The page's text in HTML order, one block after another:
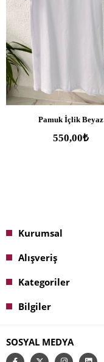
SEPETE EKLE
Pamuk İçlik Beyaz
550,00₺
Kurumsal
Alışveriş
Kategoriler
Bilgiler
SOSYAL MEDYA